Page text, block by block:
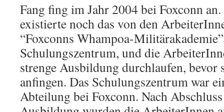
Fang fing im Jahr 2004 bei Foxconn
existierte noch das von den
“Foxconns Whampoa-Militärakademie”
Schulungszentrum, und die
strenge Ausbildung durchlaufen,
anfingen. Das Schulungszentrum war
Abteilung bei Foxconn. Nach